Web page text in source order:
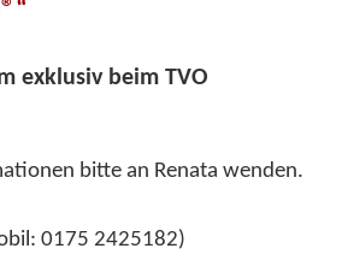
exklusiv beim TVO
bitte an Renata wenden.
0175 2425182)